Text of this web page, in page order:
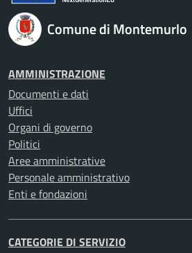
Comune di Montemurlo
AMMINISTRAZIONE
Documenti e dati
Uffici
Organi di governo
Politici
Aree amministrative
Personale amministrativo
Enti e fondazioni
CATEGORIE DI SERVIZIO